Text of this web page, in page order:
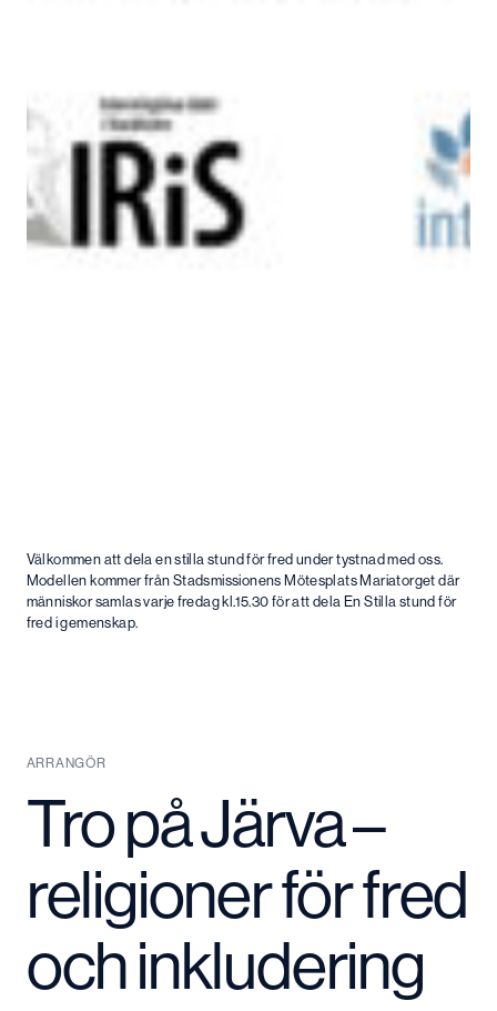
Välkommen att dela en stilla stund för fred under tystnad med oss.
Modellen kommer från Stadsmissionens Mötesplats Mariatorget där
människor samlas varje fredag kl.15.30 för att dela En Stilla stund för
fred i gemenskap.
ARRANGÖR
Tro på Järva –
religioner för fred
och inkludering